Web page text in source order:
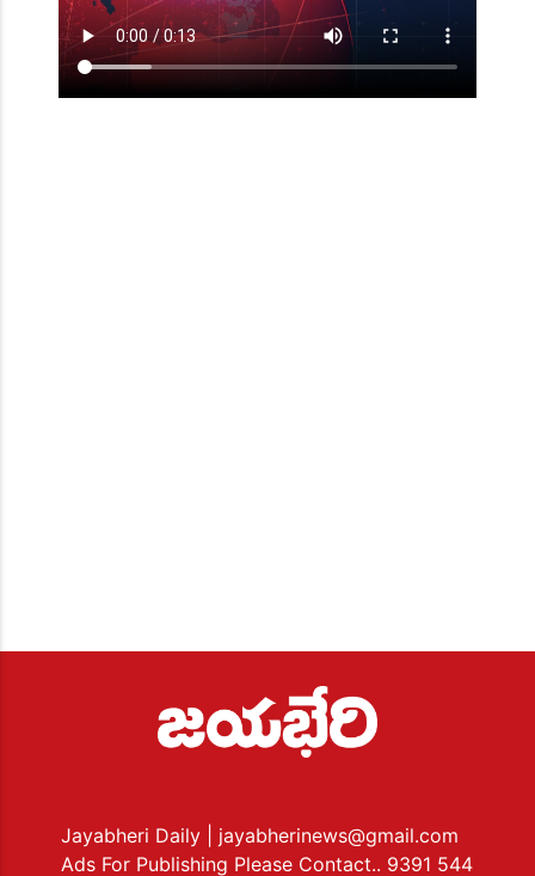
Jayabheri Daily
| jayabherinews@gmail.com
Ads For Publishing Please Contact.. 9391 544